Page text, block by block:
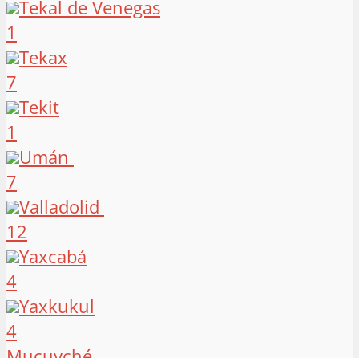
Tekal de Venegas
1
Tekax
7
Tekit
1
Umán
7
Valladolid
12
Yaxcabá
4
Yaxkukul
4